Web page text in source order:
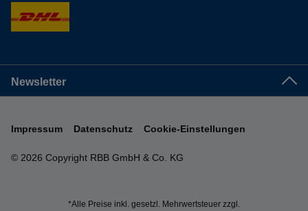
Newsletter
© 2026 Copyright RBB GmbH & Co. KG
Impressum Datenschutz Cookie-Einstellungen
*Alle Preise inkl. gesetzl. Mehrwertsteuer zzgl.